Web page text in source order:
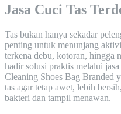
Jasa Cuci Tas
Tas bukan hanya sekadar
penting untuk menunjang
terkena debu, kotoran, hingga
hadir solusi praktis melalui
Cleaning Shoes Bag Branded
tas agar tetap awet, lebih
bakteri dan tampil menawan.